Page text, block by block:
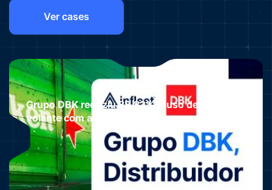
Ver cases
Grupo DBK reduziu 83,82% o uso de celular ao
volante com a INFLEET